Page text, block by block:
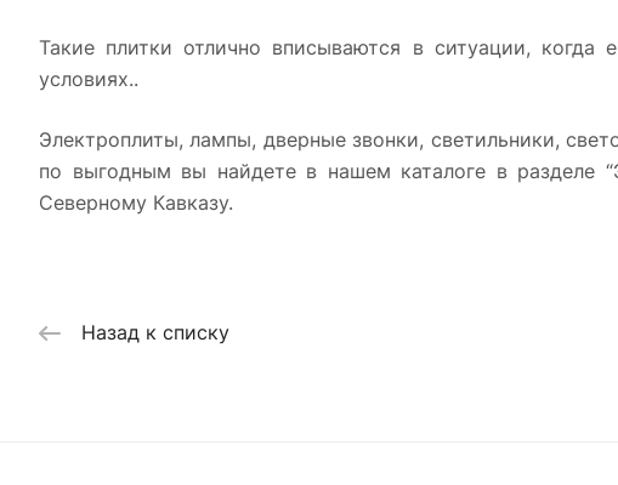
Такие плитки отлично вписываются в ситуации,
условиях..
Электроплиты, лампы, дверные звонки, светильники,
по выгодным вы найдете в нашем каталоге в разделе
Северному Кавказу.
Назад к списку